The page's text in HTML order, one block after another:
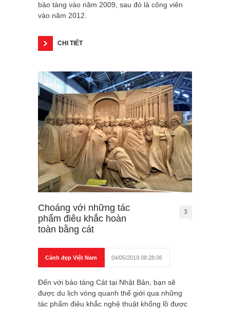
bảo tàng vào năm 2009, sau đó là công viên
vào năm 2012.
CHI TIẾT
Choáng với những tác
phẩm điêu khắc hoàn
toàn bằng cát
3
Cảnh đẹp Việt Nam 04/05/2019 08:28:06
Đến với bảo tàng Cát tại Nhật Bản, bạn sẽ
được du lịch vòng quanh thế giới qua những
tác phẩm điêu khắc nghệ thuật khổng lồ được